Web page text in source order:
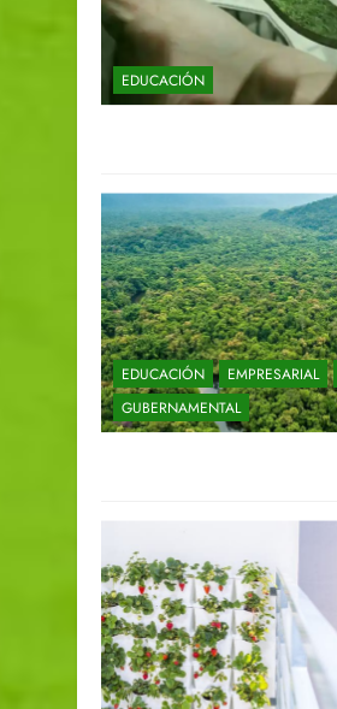
EDUCACIÓN
EDUCACIÓN EMPRESARIAL
GUBERNAMENTAL